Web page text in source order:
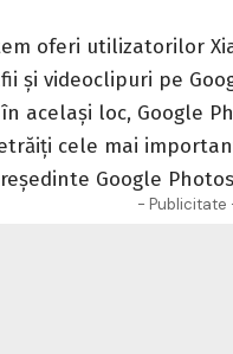
oferi utilizatorilor
și videoclipuri pe
același loc, Google
cele mai
Google
- Publicitate